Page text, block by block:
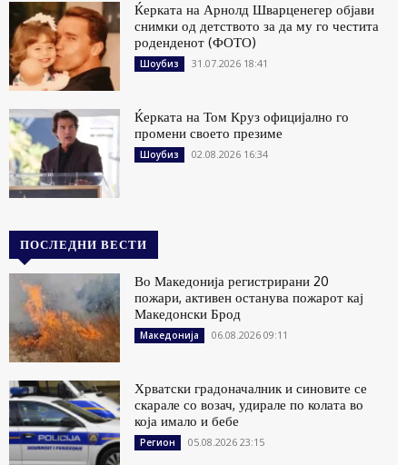
Ќерката на Арнолд Шварценегер објави
снимки од детството за да му го честита
роденденот (ФОТО)
Шоубиз 31.07.2026 18:41
Ќерката на Том Круз официјално го
промени своето презиме
Шоубиз 02.08.2026 16:34
ПОСЛЕДНИ ВЕСТИ
Во Македонија регистрирани 20
пожари, активен останува пожарот кај
Македонски Брод
Македонија 06.08.2026 09:11
Хрватски градоначалник и синовите се
скарале со возач, удирале по колата во
која имало и бебе
Регион 05.08.2026 23:15